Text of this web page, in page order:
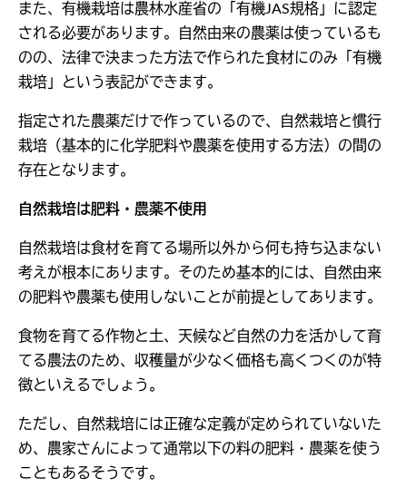
また、有機栽培は農林水産省の「有機JAS規格」に認定
される必要があります。自然由来の農薬は使っているも
のの、法律で決まった方法で作られた食材にのみ「有機
栽培」という表記ができます。
指定された農薬だけで作っているので、自然栽培と慣行
栽培（基本的に化学肥料や農薬を使用する方法）の間の
存在となります。
自然栽培は肥料・農薬不使用
自然栽培は食材を育てる場所以外から何も持ち込まない
考えが根本にあります。そのため基本的には、自然由来
の肥料や農薬も使用しないことが前提としてあります。
食物を育てる作物と土、天候など自然の力を活かして育
てる農法のため、収穫量が少なく価格も高くつくのが特
徴といえるでしょう。
ただし、自然栽培には正確な定義が定められていないた
め、農家さんによって通常以下の料の肥料・農薬を使う
こともあるそうです。